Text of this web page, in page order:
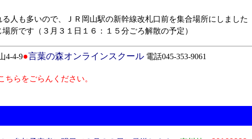
人も多いので、ＪＲ岡山駅の新幹線改札口前を集合場所にしました
所です（３月３１日１６：１５分ごろ解散の予定）
4-4-9●言葉の森オンラインスクール 電話045-353-9061
ちらをごらんください。